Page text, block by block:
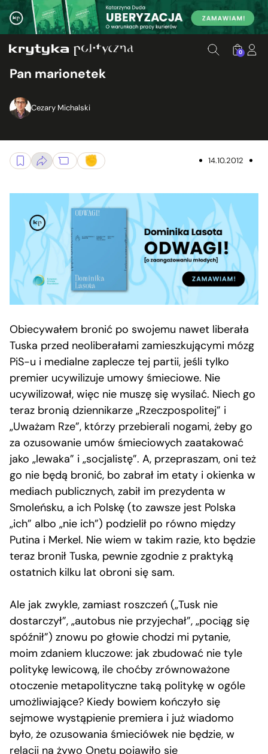
0
Pan marionetek
Cezary Michalski
14.10.2012
Obiecywałem bronić po swojemu nawet liberała
Tuska przed neoliberałami zamieszkującymi mózg
PiS-u i medialne zaplecze tej partii, jeśli tylko
premier ucywilizuje umowy śmieciowe. Nie
ucywilizował, więc nie muszę się wysilać. Niech go
teraz bronią dziennikarze „Rzeczpospolitej” i
„Uważam Rze”, którzy przebierali nogami, żeby go
za ozusowanie umów śmieciowych zaatakować
jako „lewaka” i „socjalistę”. A, przepraszam, oni też
go nie będą bronić, bo zabrał im etaty i okienka w
mediach publicznych, zabił im prezydenta w
Smoleńsku, a ich Polskę (to zawsze jest Polska
„ich” albo „nie ich”) podzielił po równo między
Putina i Merkel. Nie wiem w takim razie, kto będzie
teraz bronił Tuska, pewnie zgodnie z praktyką
ostatnich kilku lat obroni się sam.
Ale jak zwykle, zamiast roszczeń („Tusk nie
dostarczył”, „autobus nie przyjechał”, „pociąg się
spóźnił”) znowu po głowie chodzi mi pytanie,
moim zdaniem kluczowe: jak zbudować nie tyle
politykę lewicową, ile choćby zrównoważone
otoczenie metapolityczne taką politykę w ogóle
umożliwiające? Kiedy bowiem kończyło się
sejmowe wystąpienie premiera i już wiadomo
było, że ozusowania śmieciówek nie będzie, w
relacji na żywo Onetu pojawiło się